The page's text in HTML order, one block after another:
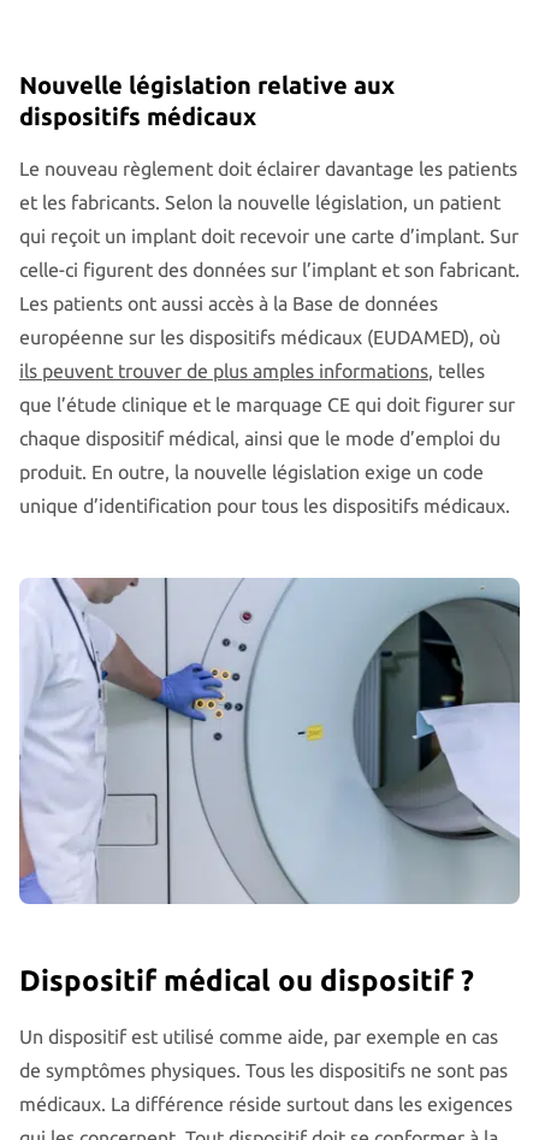
Nouvelle législation relative aux
dispositifs médicaux
Le nouveau règlement doit éclairer davantage les patients
et les fabricants. Selon la nouvelle législation, un patient
qui reçoit un implant doit recevoir une carte d’implant. Sur
celle-ci figurent des données sur l’implant et son fabricant.
Les patients ont aussi accès à la Base de données
européenne sur les dispositifs médicaux (EUDAMED), où
ils peuvent trouver de plus amples informations, telles
que l’étude clinique et le marquage CE qui doit figurer sur
chaque dispositif médical, ainsi que le mode d’emploi du
produit. En outre, la nouvelle législation exige un code
unique d’identification pour tous les dispositifs médicaux.
Dispositif médical ou dispositif ?
Un dispositif est utilisé comme aide, par exemple en cas
de symptômes physiques. Tous les dispositifs ne sont pas
médicaux. La différence réside surtout dans les exigences